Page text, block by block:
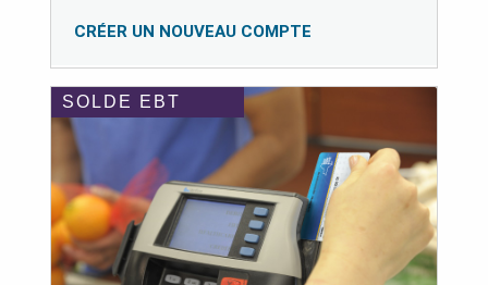
CRÉER UN NOUVEAU COMPTE
SOLDE EBT